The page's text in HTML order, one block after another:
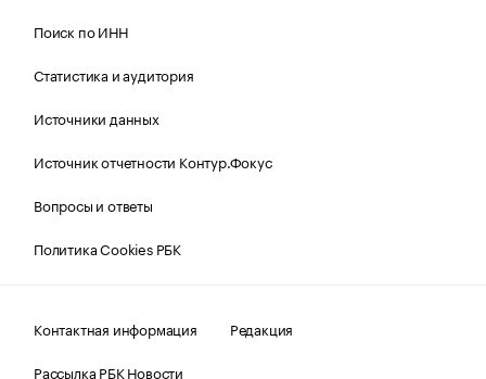
Поиск по ИНН
Статистика и аудитория
Источники данных
Источник отчетности Контур.Фокус
Вопросы и ответы
Политика Cookies РБК
Контактная информация
Редакция
Рассылка РБК Новости